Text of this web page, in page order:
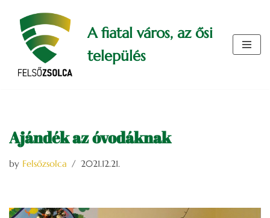
Skip
content
A fiatal város, az ősi
település
Ajándék az óvodáknak
by Felsőzsolca 2021.12.21.